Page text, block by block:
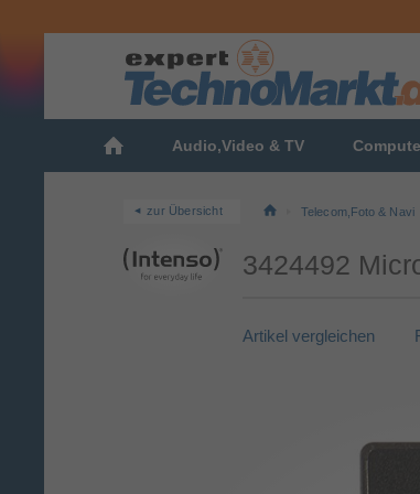
Audio,Video & TV
zur Übersicht Telecom,Foto & Navi
3424492
Artikel vergleichen